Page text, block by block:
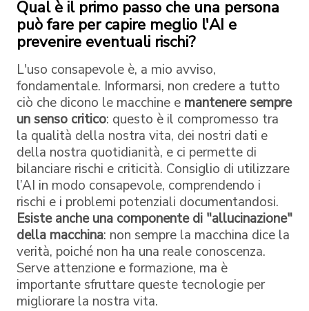
Qual è il primo passo che una persona
può fare per capire meglio l'AI e
prevenire eventuali rischi?
L'uso consapevole è, a mio avviso,
fondamentale. Informarsi, non credere a tutto
ciò che dicono le macchine e mantenere sempre
un senso critico: questo è il compromesso tra
la qualità della nostra vita, dei nostri dati e
della nostra quotidianità, e ci permette di
bilanciare rischi e criticità. Consiglio di utilizzare
l’AI in modo consapevole, comprendendo i
rischi e i problemi potenziali documentandosi.
Esiste anche una componente di "allucinazione"
della macchina: non sempre la macchina dice la
verità, poiché non ha una reale conoscenza.
Serve attenzione e formazione, ma è
importante sfruttare queste tecnologie per
migliorare la nostra vita.